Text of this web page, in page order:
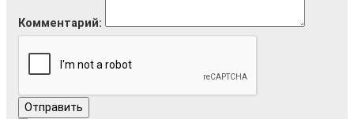
Комментарий:
Отправить